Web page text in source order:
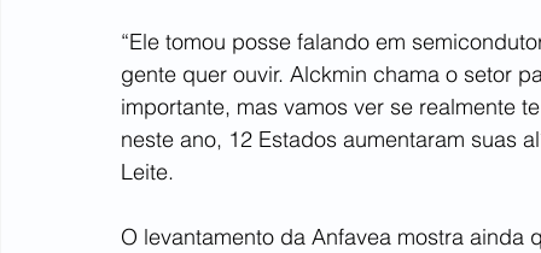
“Ele tomou posse falando em
gente quer ouvir. Alckmin chama o setor
importante, mas vamos ver se realmente
neste ano, 12 Estados aumentaram suas
Leite.
O levantamento da Anfavea mostra